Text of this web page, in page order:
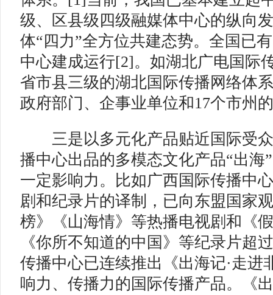
级、区县级四级融媒体中心的纵向
体“四力”全方位共建态势。全国已
中心建成运行[2]。如湖北广电国际
省市县三级的湖北国际传播网络体
政府部门、企事业单位和17个市州
三是以多元化产品贴近国际受众
播中心出品的多模态文化产品“出海
一定影响力。比如广西国际传播中
剧和纪录片的译制，已向东盟国家
榜》《山海情》等热播电视剧和《
《你所不知道的中国》等纪录片超
传播中心已连续推出《出海记·走进
响力、传播力的国际传播产品。《